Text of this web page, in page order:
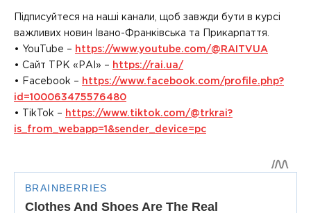
Підписуйтеся на наші канали, щоб завжди бути в курсі
важливих новин Івано-Франківська та Прикарпаття.
• YouTube – https://www.youtube.com/@RAITVUA
• Сайт ТРК «РАІ» – https://rai.ua/
• Facebook – https://www.facebook.com/profile.php?
id=100063475576480
• TikTok – https://www.tiktok.com/@trkrai?
is_from_webapp=1&sender_device=pc